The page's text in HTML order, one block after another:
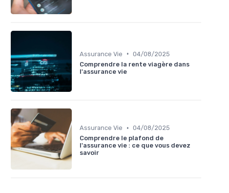
Assurance Vie • 04/08/2025
Comprendre la rente viagère dans
l'assurance vie
Assurance Vie • 04/08/2025
Comprendre le plafond de
l'assurance vie : ce que vous devez
savoir